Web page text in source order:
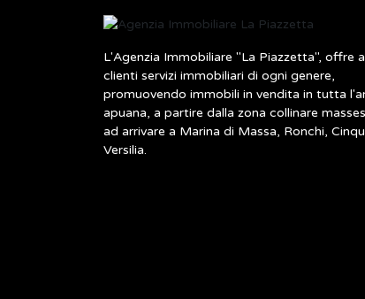
L'Agenzia Immobiliare "La Piazzetta", offre
clienti servizi immobiliari di ogni genere,
promuovendo immobili in vendita in tutta
apuana, a partire dalla zona collinare
ad arrivare a Marina di Massa, Ronchi,
Versilia.